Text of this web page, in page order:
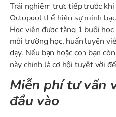
Trải nghiệm trực tiếp trước khi
Octopool thể hiện sự minh
Học viên được tặng 1 buổi
môi trường học, huấn luyện
dạy. Nếu bạn hoặc con bạn
này chính là cơ hội tuyệt vời
Miễn phí tư vấn
đầu vào